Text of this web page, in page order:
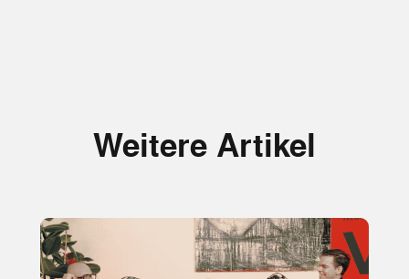
Weitere Artikel